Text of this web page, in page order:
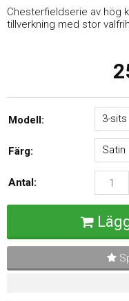
Chesterfieldserie av hög
tillverkning med stor
Modell:
Färg:
Antal: